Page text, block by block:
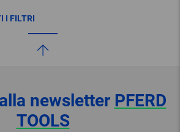
I FILTRI
newsletter PFERD
TOOLS